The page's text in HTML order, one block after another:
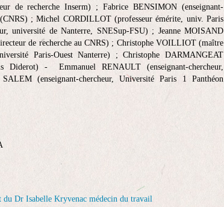
de recherche Inserm) ; Fabrice BENSIMON (enseignant-
; Michel CORDILLOT (professeur émérite, univ. Paris
université de Nanterre, SNESup-FSU) ; Jeanne MOISAND
de recherche au CNRS) ; Christophe VOILLIOT (maître
Paris-Ouest Nanterre) ; Christophe DARMANGEAT
Diderot) - Emmanuel RENAULT (enseignant-chercheur,
(enseignant-chercheur, Université Paris 1 Panthéon